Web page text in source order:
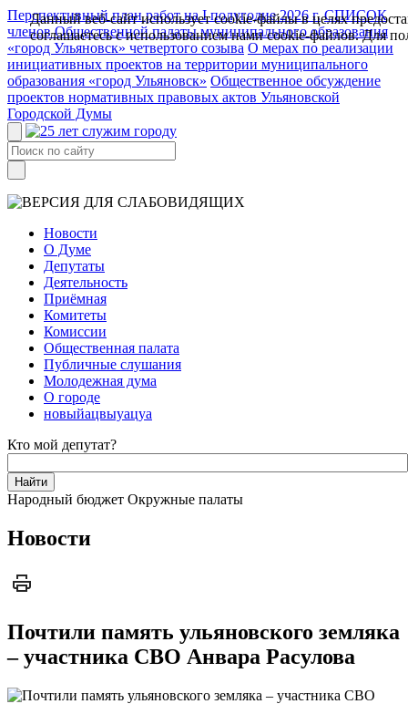
Перспективный план работ на I полугодие 2026 г. СПИСОК
членов Общественной палаты муниципального образования
«город Ульяновск» четвертого созыва О мерах по реализации
инициативных проектов на территории муниципального
образования «город Ульяновск» Общественное обсуждение
проектов нормативных правовых актов Ульяновской
Городской Думы
Новости
О Думе
Депутаты
Деятельность
Приёмная
Комитеты
Комиссии
Общественная палата
Публичные слушания
Молодежная дума
О городе
новыйацвыуацуа
Кто мой депутат?
Народный бюджет Окружные палаты
Новости
Почтили память ульяновского земляка
– участника СВО Анвара Расулова
Данный веб-сайт использует cookie-файлы в целях
соглашаетесь с использованием нами cookie-файлов. Для